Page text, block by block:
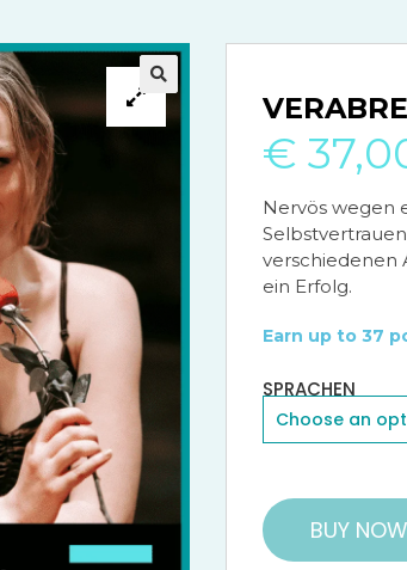
€
Nervös wegen
verschiedenen
ein Erfolg.
Earn up to 37
SPRACHEN
BUY NOW